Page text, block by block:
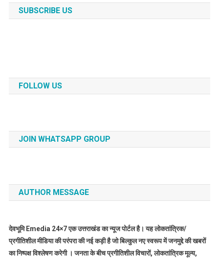
SUBSCRIBE US
FOLLOW US
JOIN WHATSAPP GROUP
AUTHOR MESSAGE
देवभूमि Emedia 24×7 एक उत्तराखंड का न्यूज पोर्टल है। यह लोकतांत्रिक/
प्रगीतिशील मीडिया की परंपरा की नई कड़ी है जो बिल्कुल नए स्वरूप में जनमुद्दे की खबरों
का निष्पक्ष विश्लेषण करेगी । जनता के बीच प्रगीतिशील विचारों, लोकतांत्रिक मूल्य,